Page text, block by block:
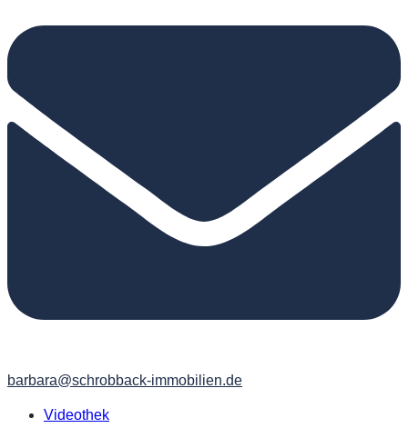
barbara@schrobback-immobilien.de
Videothek